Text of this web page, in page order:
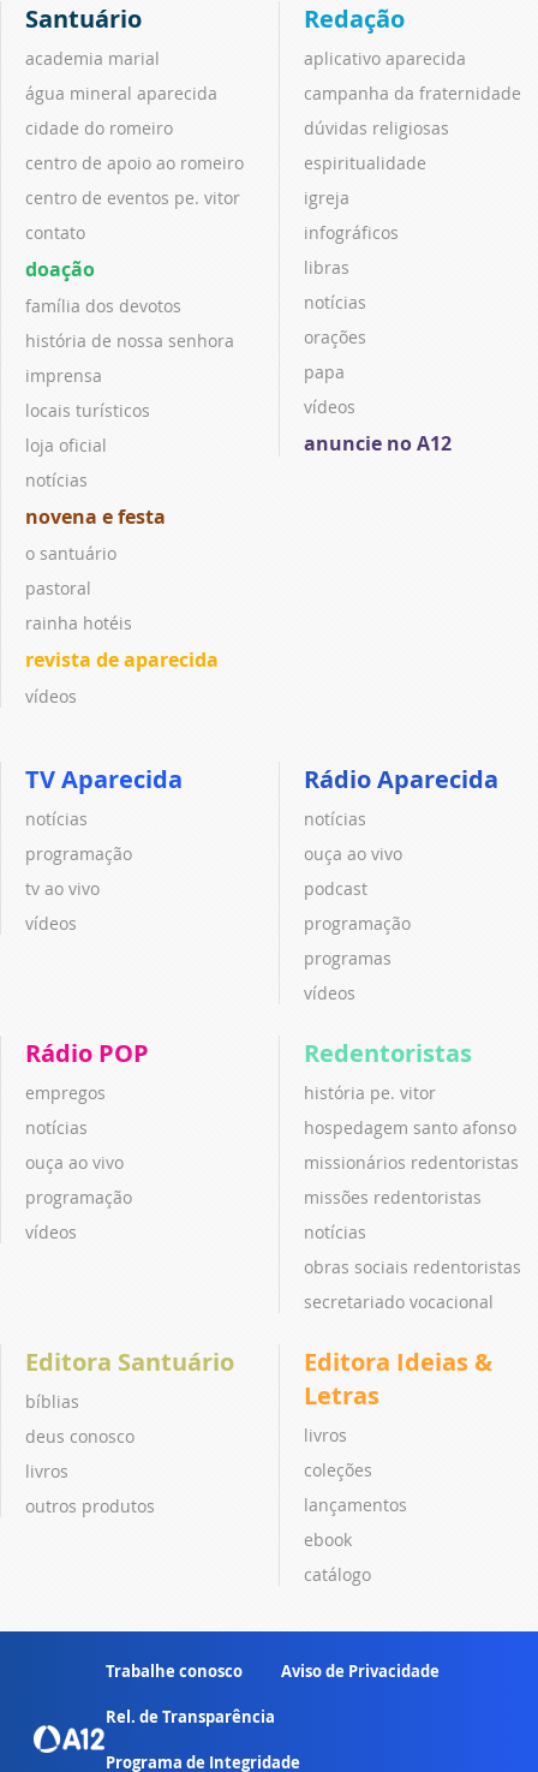
Santuário
academia marial
água mineral aparecida
cidade do romeiro
centro de apoio ao romeiro
centro de eventos pe. vitor
contato
doação
família dos devotos
história de nossa senhora
imprensa
locais turísticos
loja oficial
notícias
novena e festa
o santuário
pastoral
rainha hotéis
revista de aparecida
vídeos
Redação
aplicativo aparecida
campanha da fraternidade
dúvidas religiosas
espiritualidade
igreja
infográficos
libras
notícias
orações
papa
vídeos
anuncie no A12
TV Aparecida
notícias
programação
tv ao vivo
vídeos
Rádio Aparecida
notícias
ouça ao vivo
podcast
programação
programas
vídeos
Rádio POP
empregos
notícias
ouça ao vivo
programação
vídeos
Redentoristas
história pe. vitor
hospedagem santo afonso
missionários redentoristas
missões redentoristas
notícias
obras sociais redentoristas
secretariado vocacional
Editora Santuário
bíblias
deus conosco
livros
outros produtos
Editora Ideias &
Letras
livros
coleções
lançamentos
ebook
catálogo
Trabalhe conosco Aviso de Privacidade
Rel. de Transparência
Programa de Integridade